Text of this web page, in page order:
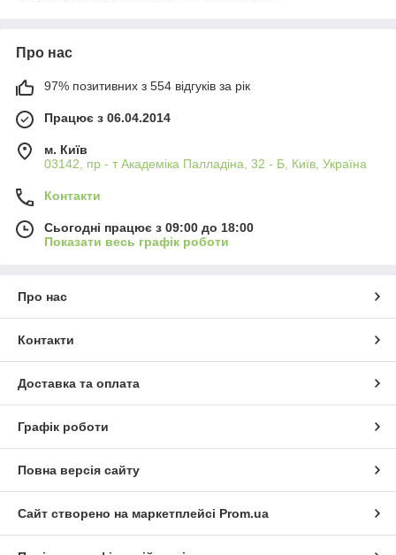
Про нас
97% позитивних з 554 відгуків за рік
Працює з 06.04.2014
м. Київ
03142, пр - т Академіка Палладіна, 32 - Б, Київ, Україна
Контакти
Сьогодні працює з 09:00 до 18:00
Показати весь графік роботи
Про нас
Контакти
Доставка та оплата
Графік роботи
Повна версія сайту
Сайт створено на маркетплейсі Prom.ua